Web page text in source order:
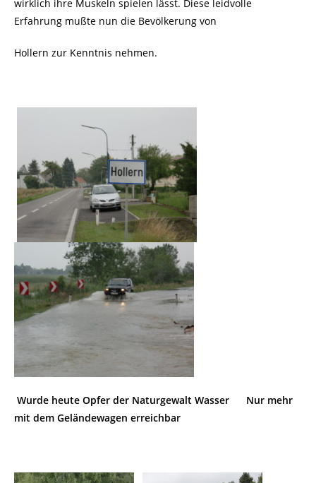
wirklich ihre Muskeln spielen lässt. Diese leidvolle
Erfahrung mußte nun die Bevölkerung von
Hollern zur Kenntnis nehmen.
Wurde heute Opfer der Naturgewalt Wasser Nur mehr
mit dem Geländewagen erreichbar